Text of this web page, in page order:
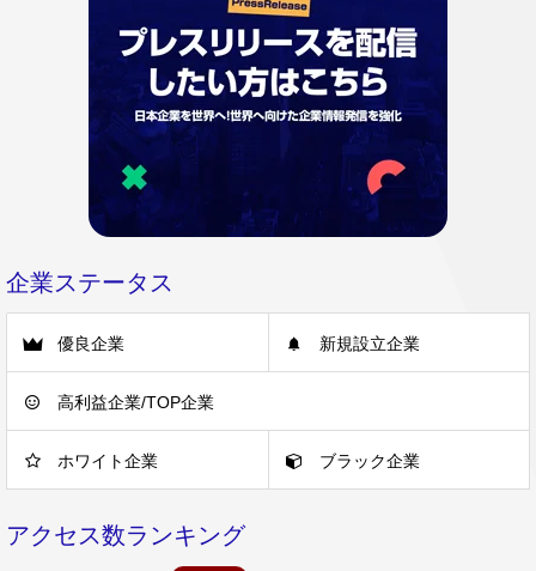
企業ステータス
優良企業 新規設立企業
高利益企業/TOP企業
ホワイト企業 ブラック企業
アクセス数ランキング